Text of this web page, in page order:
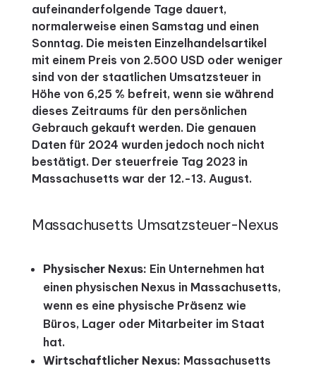
aufeinanderfolgende Tage dauert,
normalerweise einen Samstag und einen
Sonntag. Die meisten Einzelhandelsartikel
mit einem Preis von 2.500 USD oder weniger
sind von der staatlichen Umsatzsteuer in
Höhe von 6,25 % befreit, wenn sie während
dieses Zeitraums für den persönlichen
Gebrauch gekauft werden. Die genauen
Daten für 2024 wurden jedoch noch nicht
bestätigt. Der steuerfreie Tag 2023 in
Massachusetts war der 12.-13. August.
Massachusetts Umsatzsteuer-Nexus
Physischer Nexus: Ein Unternehmen hat
einen physischen Nexus in Massachusetts,
wenn es eine physische Präsenz wie
Büros, Lager oder Mitarbeiter im Staat
hat.
Wirtschaftlicher Nexus: Massachusetts